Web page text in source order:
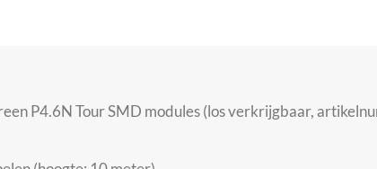
P4.6N Tour SMD modules (los verkrijgbaar,